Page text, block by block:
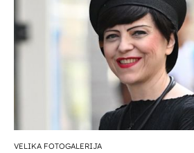
VELIKA FOTOGALERIJA